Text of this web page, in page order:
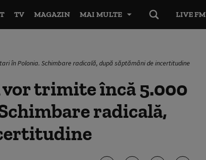
LIVE FM
TV MAGAZIN MAI MULTE
în Polonia. Schimbare radicală, după săptămâni de incertitudine
trimite încă 5.000
radicală,